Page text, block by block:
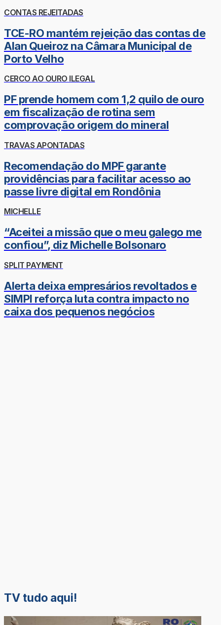
CONTAS REJEITADAS
TCE-RO mantém rejeição das contas de
Alan Queiroz na Câmara Municipal de
Porto Velho
CERCO AO OURO ILEGAL
PF prende homem com 1,2 quilo de ouro
em fiscalização de rotina sem
comprovação origem do mineral
TRAVAS APONTADAS
Recomendação do MPF garante
providências para facilitar acesso ao
passe livre digital em Rondônia
MICHELLE
“Aceitei a missão que o meu galego me
confiou”, diz Michelle Bolsonaro
SPLIT PAYMENT
Alerta deixa empresários revoltados e
SIMPI reforça luta contra impacto no
caixa dos pequenos negócios
TV tudo aqui!